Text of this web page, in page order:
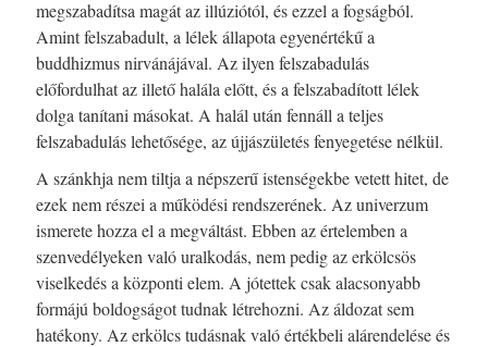
megszabadítsa magát az illúziótól, és ezzel a fogságból.
Amint felszabadult, a lélek állapota egyenértékű a
buddhizmus nirvánájával. Az ilyen felszabadulás
előfordulhat az illető halála előtt, és a felszabadított lélek
dolga tanítani másokat. A halál után fennáll a teljes
felszabadulás lehetősége, az újjászületés fenyegetése nélkül.
A szánkhja nem tiltja a népszerű istenségekbe vetett hitet, de
ezek nem részei a működési rendszerének. Az univerzum
ismerete hozza el a megváltást. Ebben az értelemben a
szenvedélyeken való uralkodás, nem pedig az erkölcsös
viselkedés a központi elem. A jótettek csak alacsonyabb
formájú boldogságot tudnak létrehozni. Az áldozat sem
hatékony. Az erkölcs tudásnak való értékbeli alárendelése és